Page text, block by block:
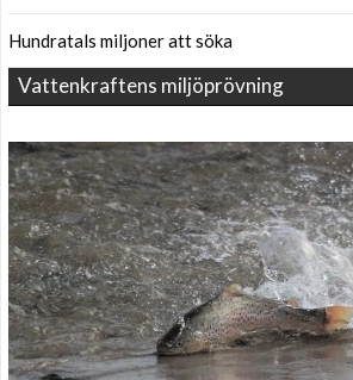
Hundratals miljoner att söka
Vattenkraftens miljöprövning